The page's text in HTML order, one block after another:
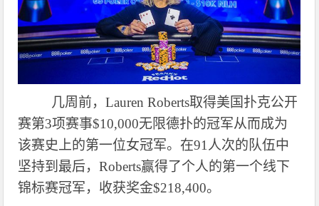
几周前，Lauren Roberts取得美国扑克公开
赛第3项赛事$10,000无限德扑的冠军从而成为
该赛史上的第一位女冠军。在91人次的队伍中
坚持到最后，Roberts赢得了个人的第一个线下
锦标赛冠军，收获奖金$218,400。